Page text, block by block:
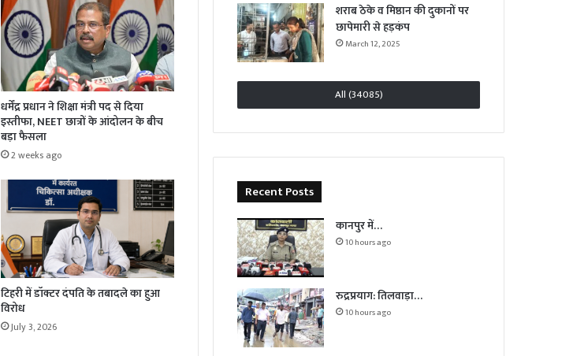
धर्मेंद्र प्रधान ने शिक्षा मंत्री पद से दिया
इस्तीफा, NEET छात्रों के आंदोलन के बीच
बड़ा फैसला
2 weeks ago
टिहरी में डॉक्टर दंपति के तबादले का हुआ
विरोध
July 3, 2026
शराब ठेके व मिष्ठान की दुकानों पर
छापेमारी से हड़कंप
March 12, 2025
All (34085)
Recent Posts
कानपुर में…
10 hours ago
रुद्रप्रयाग: तिलवाड़ा…
10 hours ago